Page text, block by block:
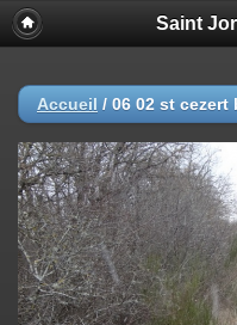
Saint
Accueil / 06 02 st cezert